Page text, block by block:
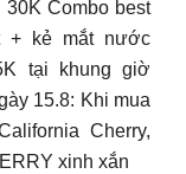
Combo best
+ kẻ mắt nước
tại khung giờ
15.8: Khi mua
Cherry,
xinh xắn